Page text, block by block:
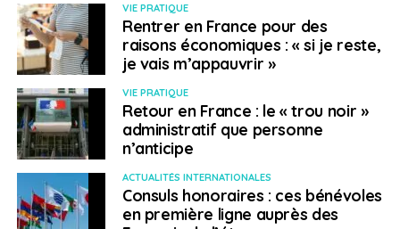
Français à l'étranger
VIE PRATIQUE
Rentrer en France pour des
raisons économiques : « si je reste,
je vais m’appauvrir »
VIE PRATIQUE
Retour en France : le « trou noir »
administratif que personne
n’anticipe
ACTUALITÉS INTERNATIONALES
Consuls honoraires : ces bénévoles
en première ligne auprès des